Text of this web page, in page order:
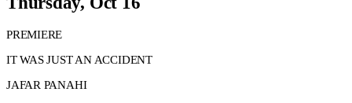
PREMIERE
IT WAS JUST AN ACCIDENT
JAFAR PANAHI